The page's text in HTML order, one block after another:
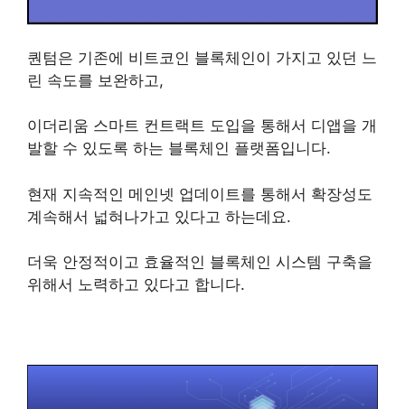
퀀텀은 기존에 비트코인 블록체인이 가지고 있던 느
린 속도를 보완하고,
이더리움 스마트 컨트랙트 도입을 통해서 디앱을 개
발할 수 있도록 하는 블록체인 플랫폼입니다.
현재 지속적인 메인넷 업데이트를 통해서 확장성도
계속해서 넓혀나가고 있다고 하는데요.
더욱 안정적이고 효율적인 블록체인 시스템 구축을
위해서 노력하고 있다고 합니다.